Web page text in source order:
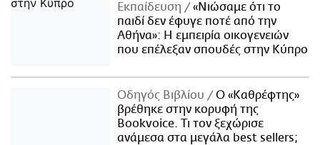
Εκπαίδευση
«Νιώσαμε ότι το
παιδί δεν έφυγε ποτέ από την
Αθήνα»: Η εμπειρία οικογενειών
που επέλεξαν σπουδές στην Κύπρο
Οδηγός Βιβλίου
Ο «Καθρέφτης»
βρέθηκε στην κορυφή της
Bookvoice. Τι τον ξεχώρισε
ανάμεσα στα μεγάλα best sellers;